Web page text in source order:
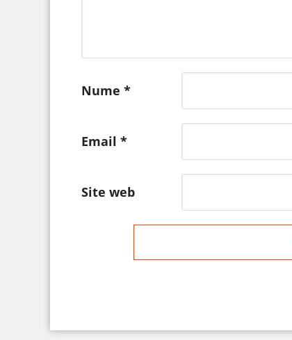
Nume *
Email *
Site web